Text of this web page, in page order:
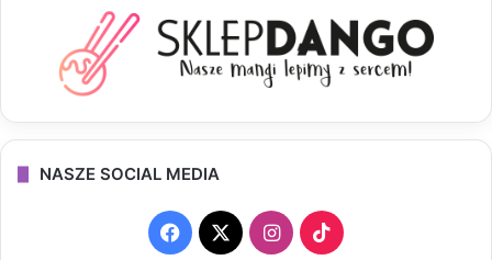
NASZE SOCIAL MEDIA
F
X
I
T